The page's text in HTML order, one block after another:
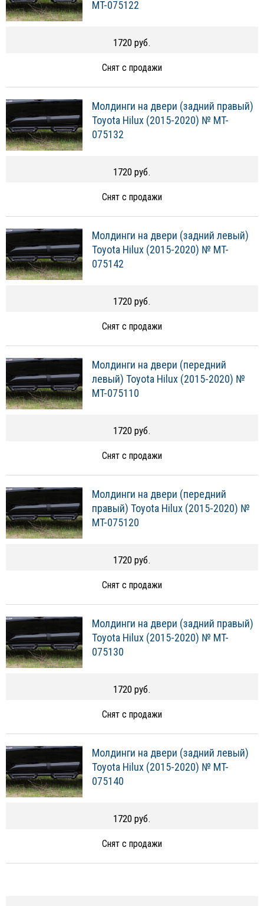
MT-075122
1720 руб.
Снят с продажи
Молдинги на двери (задний правый)
Toyota Hilux (2015-2020) № MT-
075132
1720 руб.
Снят с продажи
Молдинги на двери (задний левый)
Toyota Hilux (2015-2020) № MT-
075142
1720 руб.
Снят с продажи
Молдинги на двери (передний
левый) Toyota Hilux (2015-2020) №
MT-075110
1720 руб.
Снят с продажи
Молдинги на двери (передний
правый) Toyota Hilux (2015-2020) №
MT-075120
1720 руб.
Снят с продажи
Молдинги на двери (задний правый)
Toyota Hilux (2015-2020) № MT-
075130
1720 руб.
Снят с продажи
Молдинги на двери (задний левый)
Toyota Hilux (2015-2020) № MT-
075140
1720 руб.
Снят с продажи